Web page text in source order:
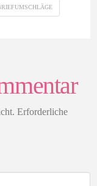
Erforderliche